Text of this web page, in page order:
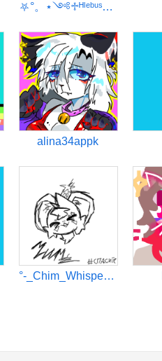
⛧°。⋆༺♱ᴴˡᵉᵇᵘˢʰᵉᵏ♱༻⋆。°⛧
alina34appk
°-_Chim_Whisper_-°